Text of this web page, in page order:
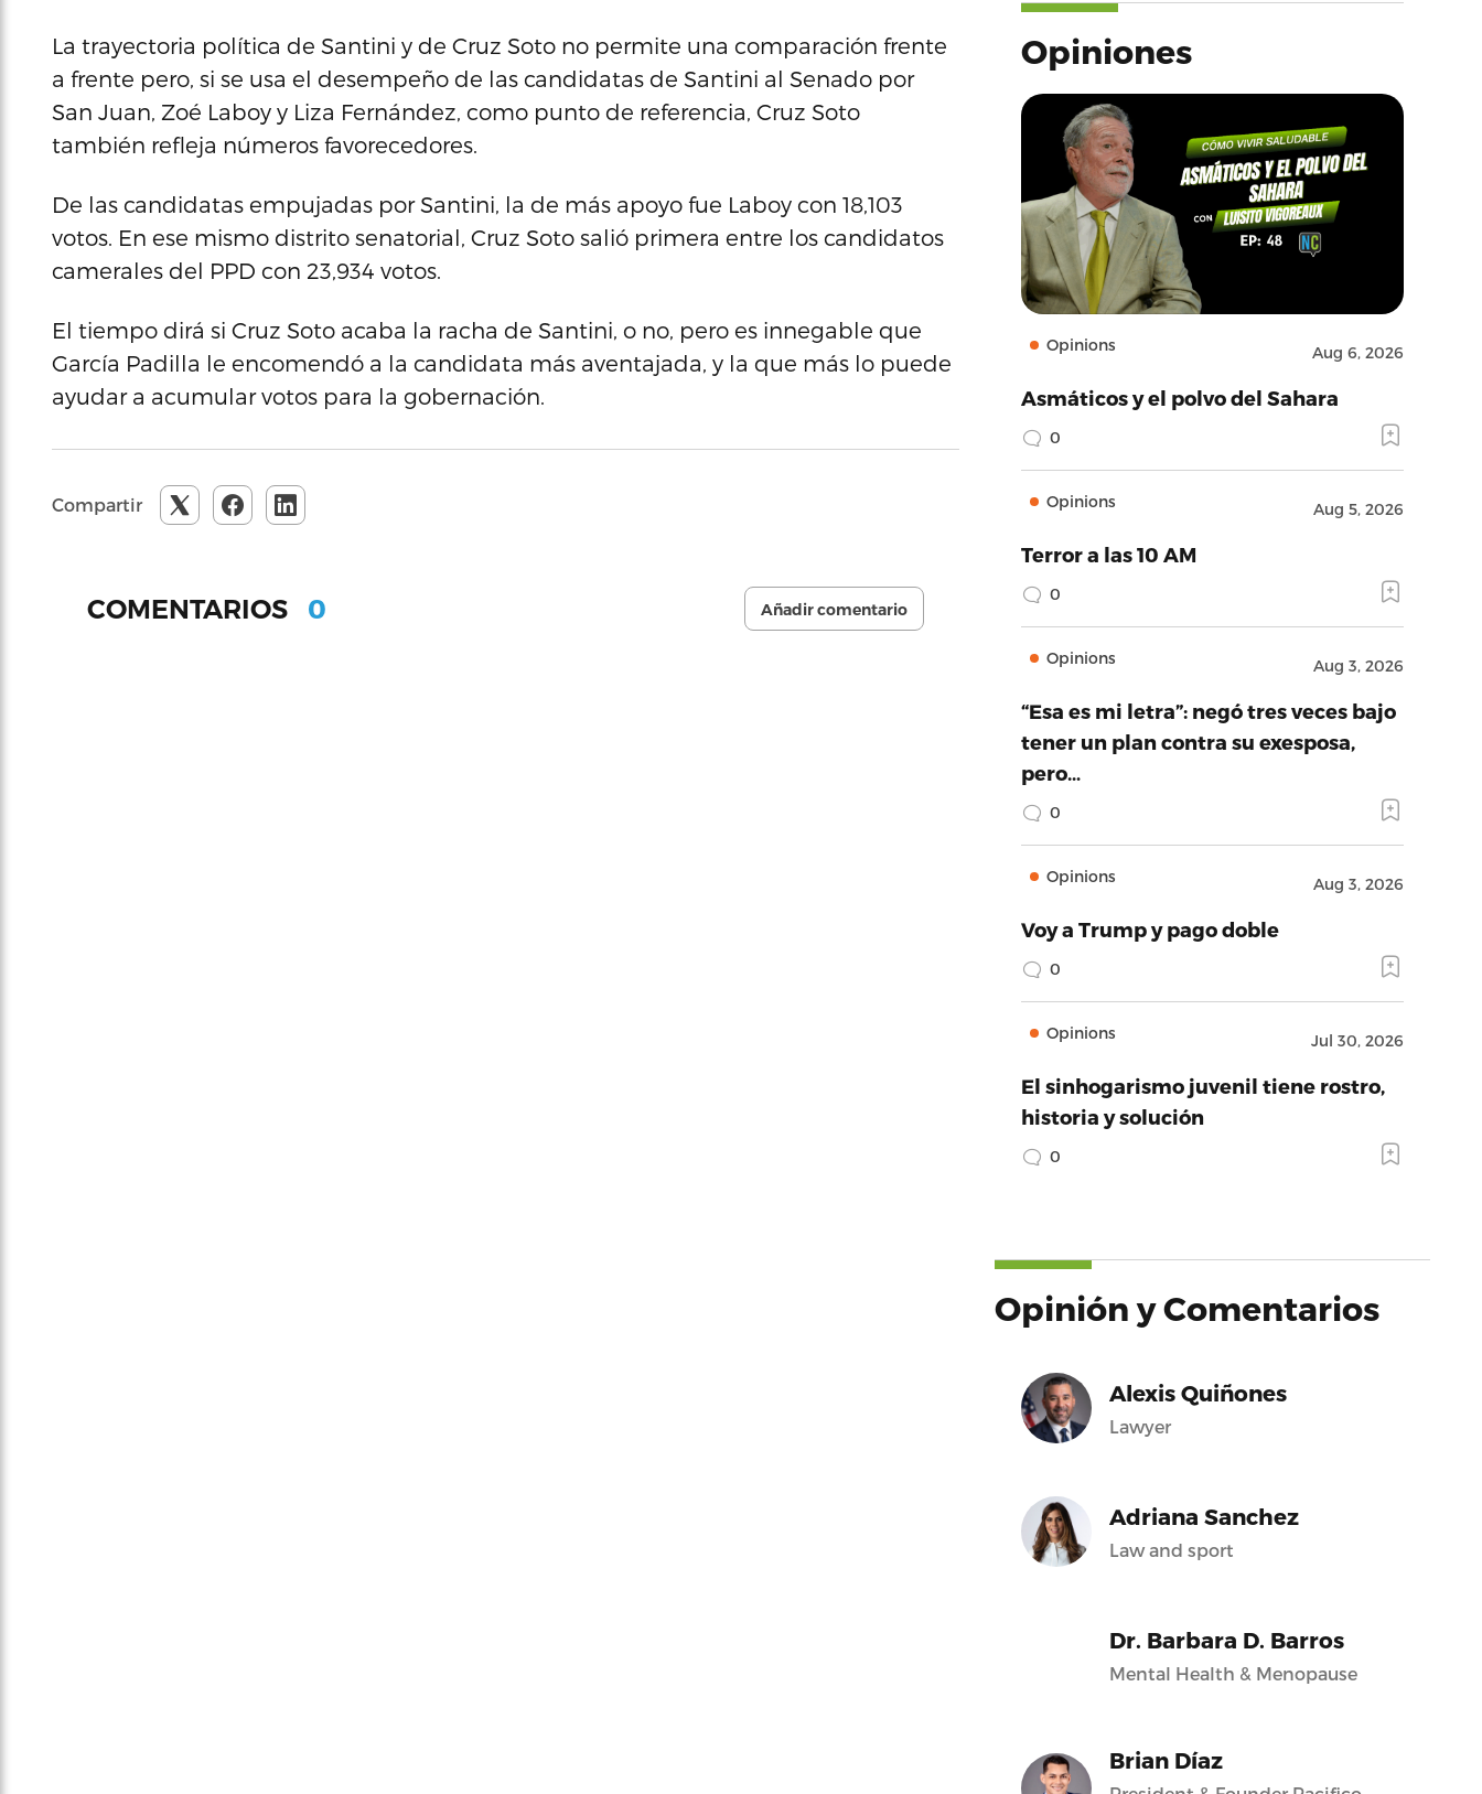
La trayectoria política de Santini y de Cruz Soto no permite una comparación frente
a frente pero, si se usa el desempeño de las candidatas de Santini al Senado por
San Juan, Zoé Laboy y Liza Fernández, como punto de referencia, Cruz Soto
también refleja números favorecedores.
De las candidatas empujadas por Santini, la de más apoyo fue Laboy con 18,103
votos. En ese mismo distrito senatorial, Cruz Soto salió primera entre los candidatos
camerales del PPD con 23,934 votos.
El tiempo dirá si Cruz Soto acaba la racha de Santini, o no, pero es innegable que
García Padilla le encomendó a la candidata más aventajada, y la que más lo puede
ayudar a acumular votos para la gobernación.
Compartir
COMENTARIOS 0 Añadir comentario
Opiniones
Opinions Aug 6, 2026
Asmáticos y el polvo del Sahara
0
Opinions Aug 5, 2026
Terror a las 10 AM
0
Opinions Aug 3, 2026
“Esa es mi letra”: negó tres veces bajo
tener un plan contra su exesposa,
pero…
0
Opinions Aug 3, 2026
Voy a Trump y pago doble
0
Opinions Jul 30, 2026
El sinhogarismo juvenil tiene rostro,
historia y solución
0
Opinión y Comentarios
Alexis Quiñones
Lawyer
Adriana Sanchez
Law and sport
Dr. Barbara D. Barros
Mental Health & Menopause
Brian Díaz